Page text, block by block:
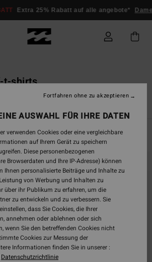
Extra 25% Rabatt auf alle angebote*
t-shirts
16Ergebnisse
AUSWAHL FÜR IHRE DATEN
verwenden Cookies oder eine vergleichbare
auf Ihrem Gerät zu speichern
Diese personenbezogenen
Browserdaten und Ihre IP-Adresse) können
Ihnen personalisierte Beiträge und Inhalte zu
von Werbung und Inhalten zu
über ihr Publikum zu erfahren, um die
zu entwickeln und zu verbessern. Sie
dass Sie Cookies, die Ihrer
annehmen oder ablehnen oder sich
wenn Sie den betreffenden Cookies nicht
Cookies zur Messung der
Informationen finden Sie in unserer :
Datenschutzrichtlinie
Fortfahren ohne zu akzeptieren